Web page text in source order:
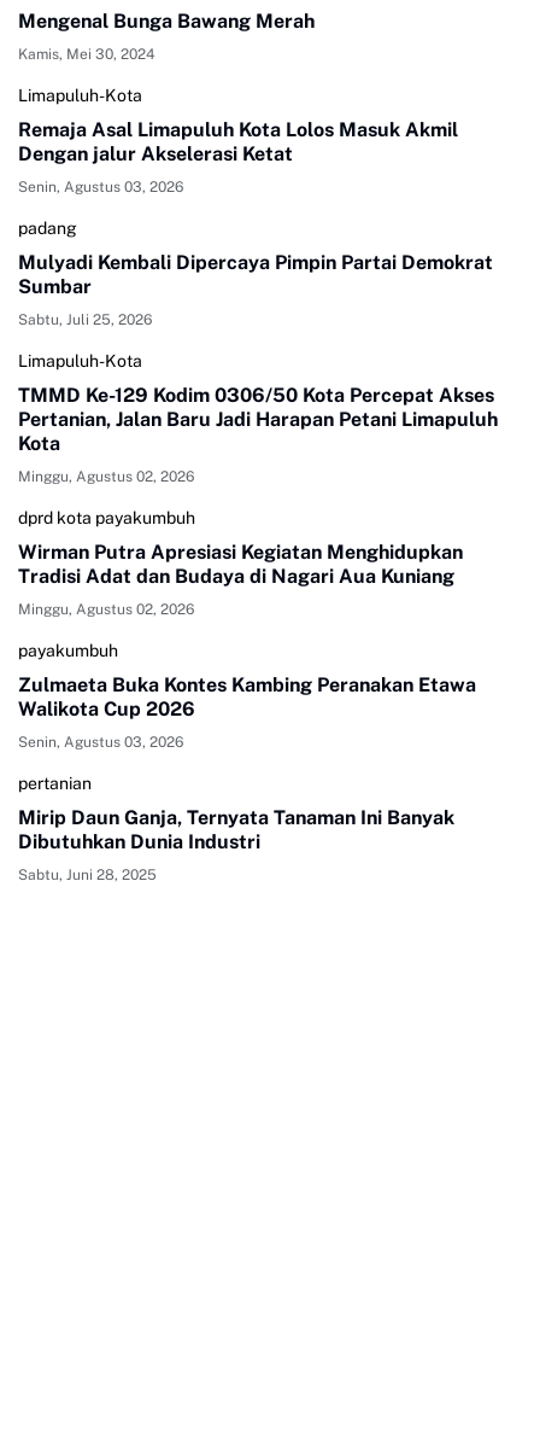
Mengenal Bunga Bawang Merah
Kamis, Mei 30, 2024
Limapuluh-Kota
Remaja Asal Limapuluh Kota Lolos Masuk Akmil
Dengan jalur Akselerasi Ketat
Senin, Agustus 03, 2026
padang
Mulyadi Kembali Dipercaya Pimpin Partai Demokrat
Sumbar
Sabtu, Juli 25, 2026
Limapuluh-Kota
TMMD Ke-129 Kodim 0306/50 Kota Percepat Akses
Pertanian, Jalan Baru Jadi Harapan Petani Limapuluh
Kota
Minggu, Agustus 02, 2026
dprd kota payakumbuh
Wirman Putra Apresiasi Kegiatan Menghidupkan
Tradisi Adat dan Budaya di Nagari Aua Kuniang
Minggu, Agustus 02, 2026
payakumbuh
Zulmaeta Buka Kontes Kambing Peranakan Etawa
Walikota Cup 2026
Senin, Agustus 03, 2026
pertanian
Mirip Daun Ganja, Ternyata Tanaman Ini Banyak
Dibutuhkan Dunia Industri
Sabtu, Juni 28, 2025